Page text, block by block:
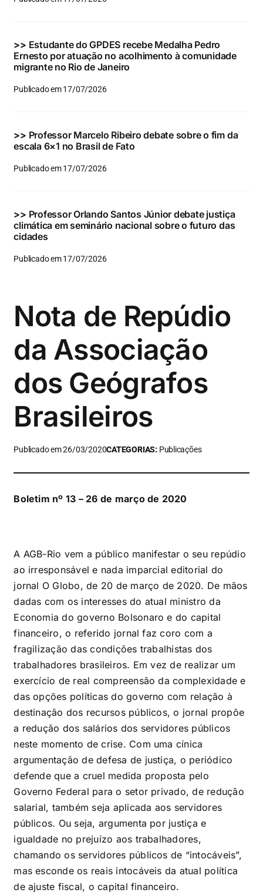
Eventos e Certificados
Buscar
para:
>> Estudante do GPDES recebe Medalha Pedro
Ernesto por atuação no acolhimento à comunidade
migrante no Rio de Janeiro
Publicado em 17/07/2026
>> Professor Marcelo Ribeiro debate sobre o fim da
escala 6×1 no Brasil de Fato
Publicado em 17/07/2026
>> Professor Orlando Santos Júnior debate justiça
climática em seminário nacional sobre o futuro das
cidades
Publicado em 17/07/2026
Nota de Repúdio
da Associação
dos Geógrafos
Brasileiros
Publicado em 26/03/2020CATEGORIAS: Publicações
Boletim nº 13 – 26 de março de 2020
A AGB-Rio vem a público manifestar o seu repúdio
ao irresponsável e nada imparcial editorial do
jornal O Globo, de 20 de março de 2020. De mãos
dadas com os interesses do atual ministro da
Economia do governo Bolsonaro e do capital
financeiro, o referido jornal faz coro com a
fragilização das condições trabalhistas dos
trabalhadores brasileiros. Em vez de realizar um
exercício de real compreensão da complexidade e
das opções políticas do governo com relação à
destinação dos recursos públicos, o jornal propõe
a redução dos salários dos servidores públicos
neste momento de crise. Com uma cínica
argumentação de defesa de justiça, o periódico
defende que a cruel medida proposta pelo
Governo Federal para o setor privado, de redução
salarial, também seja aplicada aos servidores
públicos. Ou seja, argumenta por justiça e
igualdade no prejuízo aos trabalhadores,
chamando os servidores públicos de “intocáveis”,
mas esconde os reais intocáveis da atual política
de ajuste fiscal, o capital financeiro.